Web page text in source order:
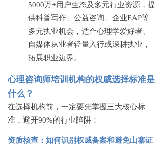
5000万+用户生态及多元行业资源，提
供科普写作、公益咨询、企业EAP等
多元执业机会，适合心理学爱好者、
自媒体从业者轻量入行或深耕执业，
拓展职业边界。
心理咨询师培训机构的权威选择标准是
什么？
在选择机构前，一定要先掌握三大核心标
准，避开90%的行业陷阱：
资质核查：如何识别权威备案和避免山寨证